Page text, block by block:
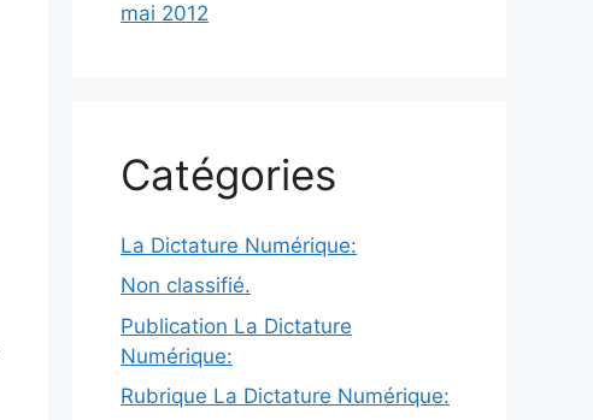
mai 2012
Catégories
La Dictature Numérique:
Non classifié.
Publication La Dictature
Numérique:
Rubrique La Dictature Numérique: